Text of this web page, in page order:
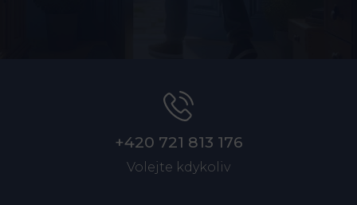
+420 721 813 176
Volejte kdykoliv